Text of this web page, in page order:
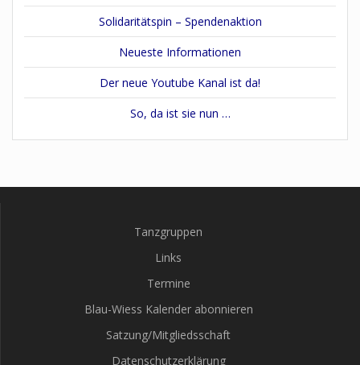
Solidaritätspin – Spendenaktion
Neueste Informationen
Der neue Youtube Kanal ist da!
So, da ist sie nun …
Tanzgruppen
Links
Termine
Blau-Wiess Kalender abonnieren
Satzung/Mitgliedsschaft
Datenschutzerklärung